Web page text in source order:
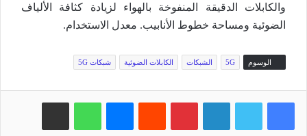
والكابلات الدقيقة المنفوخة بالهواء لزيادة كثافة الألياف
الضوئية ومساحة خطوط الأنابيب. معدل الاستخدام.
الوسوم 5G الشبكات الكابلات الضوئية شبكات 5G
فيسبوك لينكدإن بينتيريست واتساب